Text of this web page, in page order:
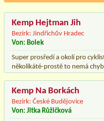
Kemp Hejtman Jih
Bezirk: Jindřichův Hradec
Von: Bolek
Super prosředí a okolí pro
několikáté-prostě to nemá
Kemp Na Borkách
Bezirk: České Budějovice
Von: Jitka Růžičková